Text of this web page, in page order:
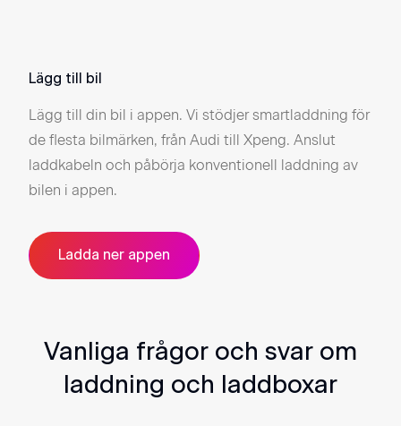
Lägg till bil
Lägg till din bil i appen. Vi stödjer smartladdning för
de flesta bilmärken, från Audi till Xpeng. Anslut
laddkabeln och påbörja konventionell laddning av
bilen i appen.
Ladda ner appen
Vanliga frågor och svar om
laddning och laddboxar